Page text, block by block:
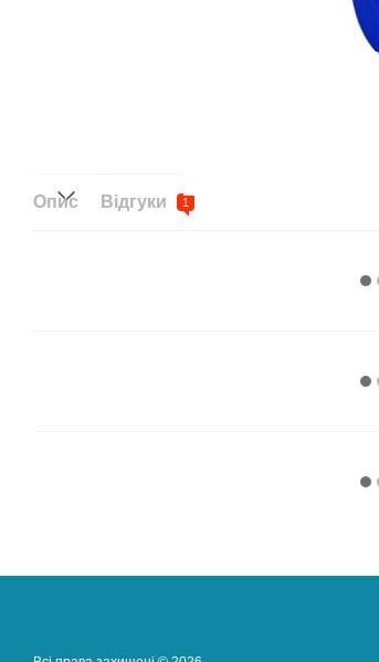
Опис Відгуки 1